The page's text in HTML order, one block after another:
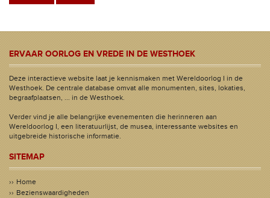
ERVAAR OORLOG EN VREDE IN DE WESTHOEK
Deze interactieve website laat je kennismaken met Wereldoorlog I in de
Westhoek. De centrale database omvat alle monumenten, sites, lokaties,
begraafplaatsen, ... in de Westhoek.
Verder vind je alle belangrijke evenementen die herinneren aan
Wereldoorlog I, een literatuurlijst, de musea, interessante websites en
uitgebreide historische informatie.
SITEMAP
Home
Bezienswaardigheden